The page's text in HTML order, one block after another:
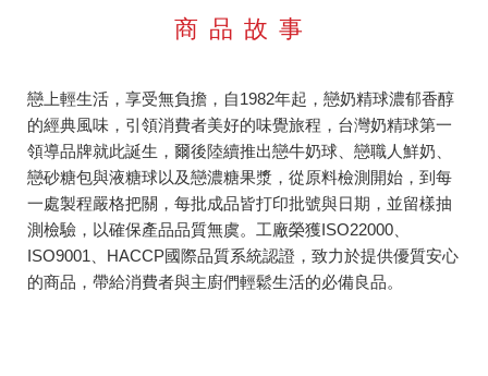
商品故事
戀上輕生活，享受無負擔，自1982年起，戀奶精球濃郁香醇
的經典風味，引領消費者美好的味覺旅程，台灣奶精球第一
領導品牌就此誕生，爾後陸續推出戀牛奶球、戀職人鮮奶、
戀砂糖包與液糖球以及戀濃糖果漿，從原料檢測開始，到每
一處製程嚴格把關，每批成品皆打印批號與日期，並留樣抽
測檢驗，以確保產品品質無虞。工廠榮獲ISO22000、
ISO9001、HACCP國際品質系統認證，致力於提供優質安心
的商品，帶給消費者與主廚們輕鬆生活的必備良品。